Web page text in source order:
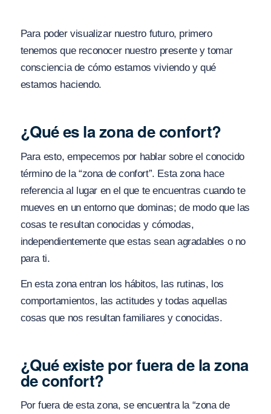
Para poder visualizar nuestro futuro, primero
tenemos que reconocer nuestro presente y tomar
consciencia de cómo estamos viviendo y qué
estamos haciendo.
¿Qué es la zona de confort?
Para esto, empecemos por hablar sobre el conocido
término de la “zona de confort”. Esta zona hace
referencia al lugar en el que te encuentras cuando te
mueves en un entorno que dominas; de modo que las
cosas te resultan conocidas y cómodas,
independientemente que estas sean agradables o no
para ti.
En esta zona entran los hábitos, las rutinas, los
comportamientos, las actitudes y todas aquellas
cosas que nos resultan familiares y conocidas.
¿Qué existe por fuera de la zona
de confort?
Por fuera de esta zona, se encuentra la “zona de